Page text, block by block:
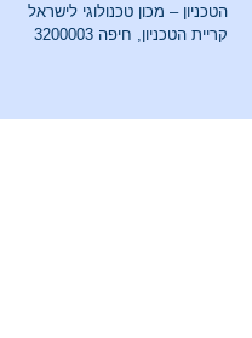
הטכניון – מכון טכנולוגי לישראל
קריית הטכניון, חיפה 3200003